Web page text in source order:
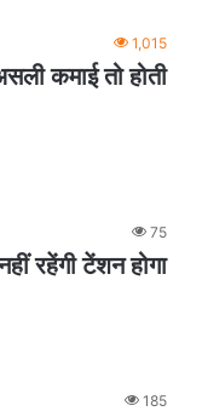
1,015
कमाई तो होती
75
रहेंगी टेंशन होगा
185